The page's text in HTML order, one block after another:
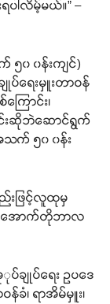
ပါလိမ့်မယ်။” –
၀ ၀န်းကျင်)
ပ်ရေးမှူးတာဝန်
ောင်း၊
းဆိုဘဲဆောင်ရွက်
သက် ၅၀ ၀န်း
ည်းဖြင့်လူထုမှ
အောက်တိုဘာလ
ပ်ရေး ဥပဒေ
န်ခံ၊ ရာအိမ်မှူး၊